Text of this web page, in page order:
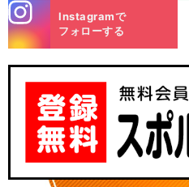
m
Instagramで
フォローする